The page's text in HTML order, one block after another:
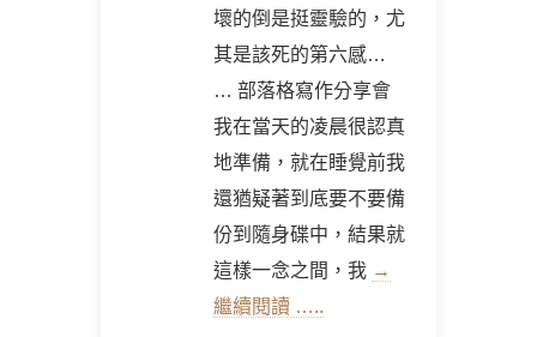
壞的倒是挺靈驗的，尤
其是該死的第六感…
… 部落格寫作分享會
我在當天的凌晨很認真
地準備，就在睡覺前我
還猶疑著到底要不要備
份到隨身碟中，結果就
這樣一念之間，我 →
繼續閱讀 …..